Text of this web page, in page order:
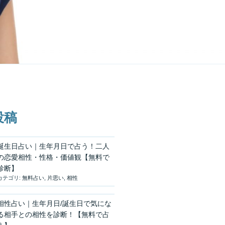
稿
生日占い｜生年月日で占う！二人
恋愛相性・性格・価値観【無料で
断】
テゴリ: 無料占い, 片思い, 相性
性占い｜生年月日/誕生日で気にな
相手との相性を診断！【無料で占